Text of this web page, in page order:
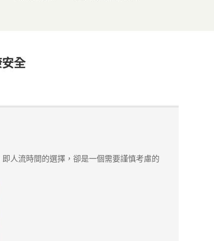
全
人流時間的選擇，卻是一個需要謹慎考慮的